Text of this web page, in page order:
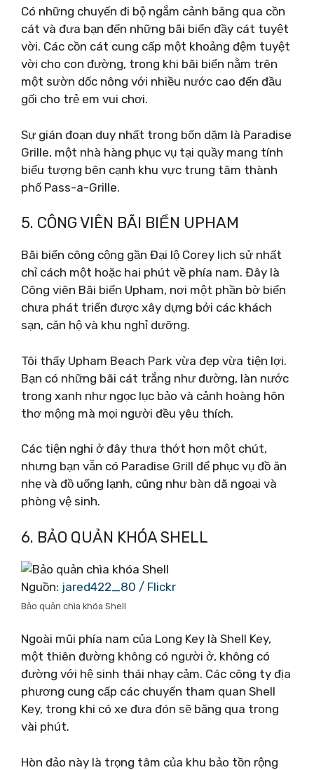
Có những chuyến đi bộ ngắm cảnh băng qua cồn
cát và đưa bạn đến những bãi biển đầy cát tuyệt
vời. Các cồn cát cung cấp một khoảng đệm tuyệt
vời cho con đường, trong khi bãi biển nằm trên
một sườn dốc nông với nhiều nước cao đến đầu
gối cho trẻ em vui chơi.
Sự gián đoạn duy nhất trong bốn dặm là Paradise
Grille, một nhà hàng phục vụ tại quầy mang tính
biểu tượng bên cạnh khu vực trung tâm thành
phố Pass-a-Grille.
5. CÔNG VIÊN BÃI BIỂN UPHAM
Bãi biển công cộng gần Đại lộ Corey lịch sử nhất
chỉ cách một hoặc hai phút về phía nam. Đây là
Công viên Bãi biển Upham, nơi một phần bờ biển
chưa phát triển được xây dựng bởi các khách
sạn, căn hộ và khu nghỉ dưỡng.
Tôi thấy Upham Beach Park vừa đẹp vừa tiện lợi.
Bạn có những bãi cát trắng như đường, làn nước
trong xanh như ngọc lục bảo và cảnh hoàng hôn
thơ mộng mà mọi người đều yêu thích.
Các tiện nghi ở đây thưa thớt hơn một chút,
nhưng bạn vẫn có Paradise Grill để phục vụ đồ ăn
nhẹ và đồ uống lạnh, cũng như bàn dã ngoại và
phòng vệ sinh.
6. BẢO QUẢN KHÓA SHELL
Nguồn: jared422_80 / Flickr
Bảo quản chìa khóa Shell
Ngoài mũi phía nam của Long Key là Shell Key,
một thiên đường không có người ở, không có
đường với hệ sinh thái nhạy cảm. Các công ty địa
phương cung cấp các chuyến tham quan Shell
Key, trong khi có xe đưa đón sẽ băng qua trong
vài phút.
Hòn đảo này là trọng tâm của khu bảo tồn rộng